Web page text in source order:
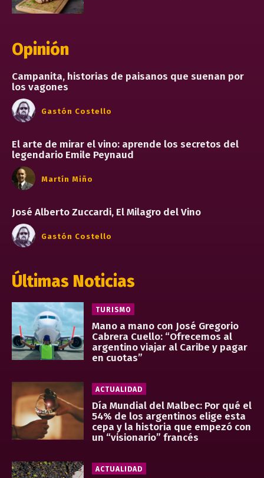
Opinión
Campanita, historias de paisanos que suenan por
los vagones
Gastón Costello
El arte de mirar el vino: aprende los secretos del
legendario Emile Peynaud
Martín Miño
José Alberto Zuccardi, El Milagro del Vino
Gastón Costello
Últimas Noticias
TURISMO
Mano a mano con José Gregorio
Cabrera Cuello: “Ofrecemos al
argentino viajar al Caribe y pagar
en cuotas”
ACTUALIDAD
Día Mundial del Malbec: Por qué el
54% de los argentinos elige esta
cepa y la historia que empezó con
un “visionario” francés
ACTUALIDAD